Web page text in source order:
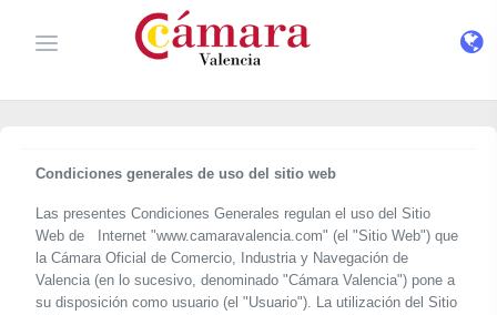
Condiciones generales de uso del sitio web
Las presentes Condiciones Generales regulan el uso del Sitio
Web de Internet "www.camaravalencia.com" (el "Sitio Web") que
la Cámara Oficial de Comercio, Industria y Navegación de
Valencia (en lo sucesivo, denominado "Cámara Valencia") pone a
su disposición como usuario (el "Usuario"). La utilización del Sitio